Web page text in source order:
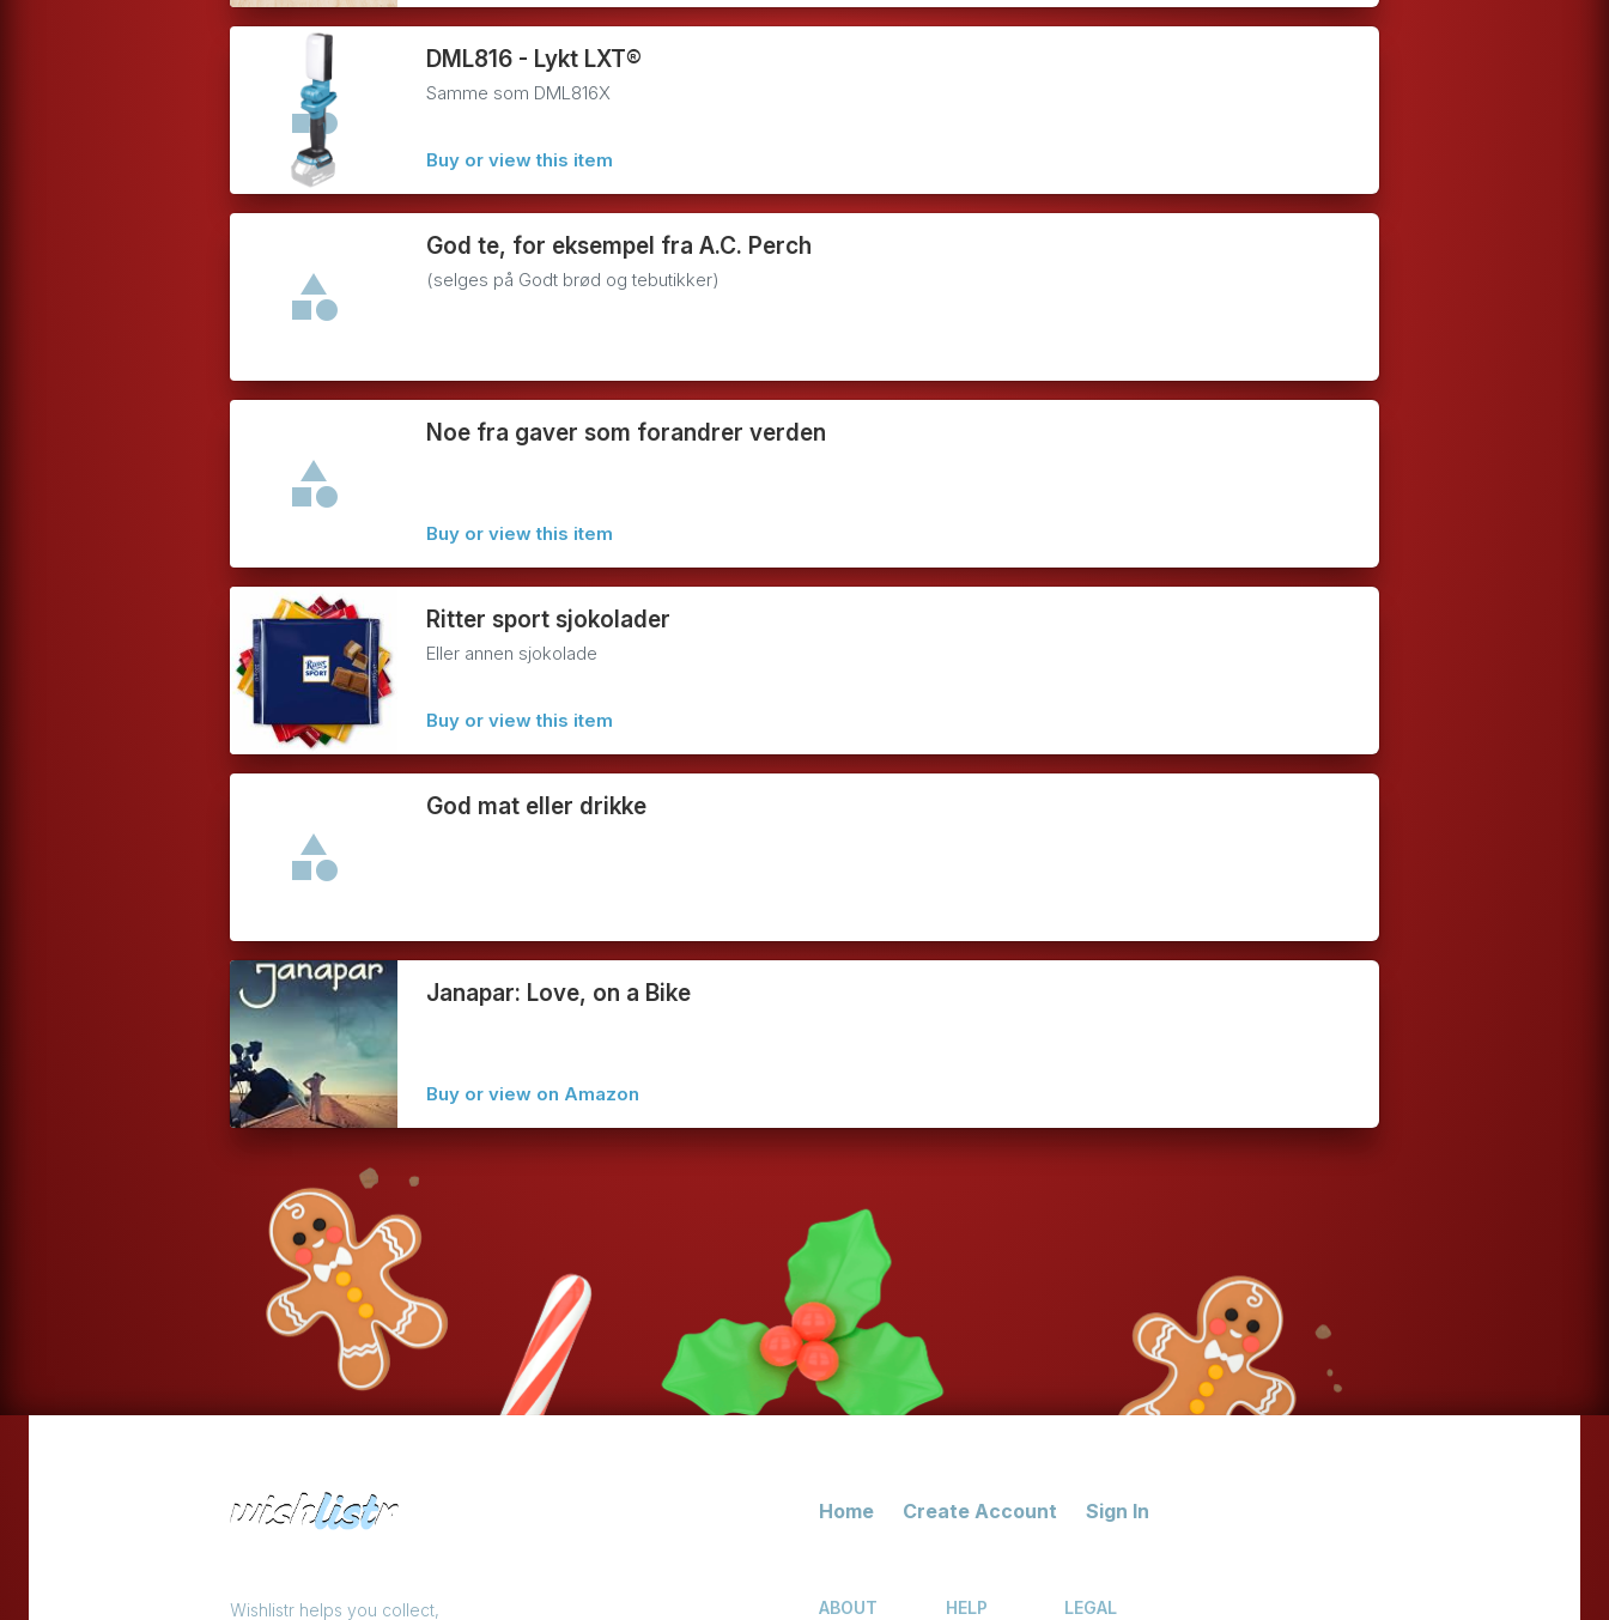
DML816 - Lykt LXT®
Samme som DML816X
Buy or view this item
God te, for eksempel fra A.C. Perch
(selges på Godt brød og tebutikker)
Noe fra gaver som forandrer verden
Buy or view this item
Ritter sport sjokolader
Eller annen sjokolade
Buy or view this item
God mat eller drikke
Janapar: Love, on a Bike
Buy or view on Amazon
Wishlistr helps you collect,
Home Create Account Sign In
ABOUT HELP LEGAL